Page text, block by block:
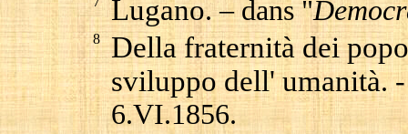
Lugano. – dans "
8
Della fraternità dei
sviluppo dell' umanità.
6.VI.1856.